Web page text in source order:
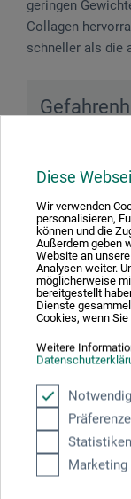
Diese
Wir verwenden
personalisieren,
können und die
Außerdem geben
Website an
Analysen weiter.
möglicherweise
bereitgestellt
Dienste
Cookies, wenn
Weitere
Notwendig
Statistiken
Marketing
geringen
Collagen
schneller als die
3(2H)-on, 5-
Bronopol.
Schreiben Sie